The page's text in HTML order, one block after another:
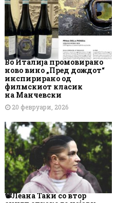
Во Италија промовирано
ново вино „Пред дождот“
инспирирано од
филмскиот класик
на Манчевски
20 февруари, 2026
📽️Леана Таќи со втор